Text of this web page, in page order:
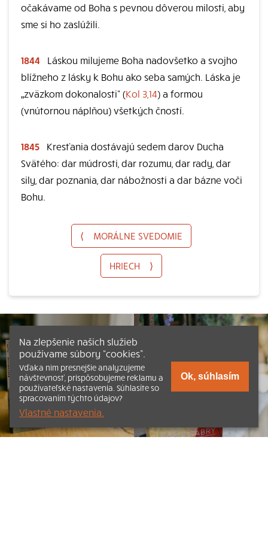
očakávame od Boha s pevnou dôverou milosti, aby
sme si ho zaslúžili.
1844
Láskou milujeme Boha nadovšetko a svojho
blížneho z lásky k Bohu ako seba samých. Láska je
„zväzkom dokonalosti“ (Kol 3,14) a formou
(vnútornou náplňou) všetkých čností.
1845
Kresťania dostávajú sedem darov Ducha
Svätého: dar múdrosti, dar rozumu, dar rady, dar
sily, dar poznania, dar nábožnosti a dar bázne voči
Bohu.
⟨ MORÁLNE SVEDOMIE
HRIECH ⟩
Na zlepšenie našich služieb
používame súbory “cookies”.
Vďaka nim presnejšie analyzujeme
návštevnosť, prispôsobujeme reklamu a
používateľské nastavenia. Súhlasíte so
spracovaním týchto údajov?
Vlastné nastavenia.
Ok, súhlasím